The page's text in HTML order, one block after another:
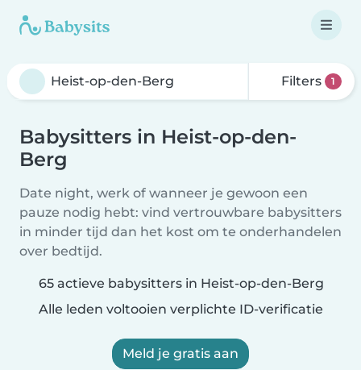
Filters 1
Babysitters in Heist-op-den-
Berg
Date night, werk of wanneer je gewoon een
pauze nodig hebt: vind vertrouwbare babysitters
in minder tijd dan het kost om te onderhandelen
over bedtijd.
65 actieve babysitters in Heist-op-den-Berg
Alle leden voltooien verplichte ID-verificatie
Meld je gratis aan